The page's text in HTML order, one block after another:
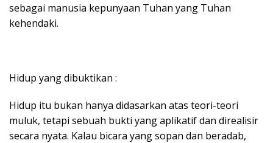
sebagai manusia kepunyaan Tuhan yang Tuhan
kehendaki.
Hidup yang dibuktikan :
Hidup itu bukan hanya didasarkan atas teori-teori
muluk, tetapi sebuah bukti yang aplikatif dan direalisir
secara nyata. Kalau bicara yang sopan dan beradab,